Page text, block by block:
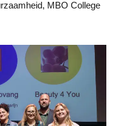
MBO College